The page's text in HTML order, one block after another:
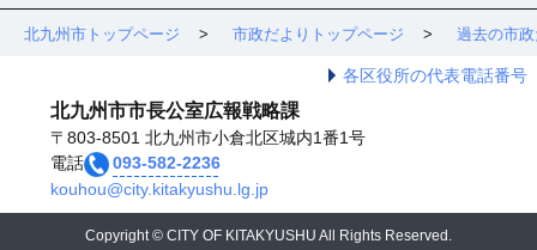
北九州市トップページ 市政だよりトップページ 過去の市
各区役所の代表電話番号
北九州市市長公室広報戦略課
〒803-8501 北九州市小倉北区城内1番1号
電話
093-582-2236
kouhou@city.kitakyushu.lg.jp
Copyright © CITY OF KITAKYUSHU All Rights Reserved.